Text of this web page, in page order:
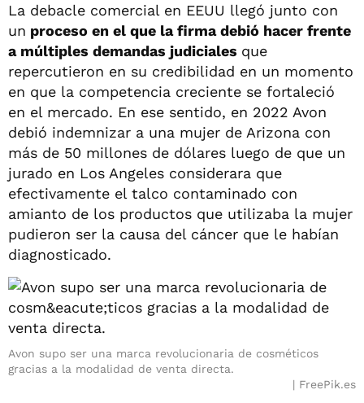
La debacle comercial en EEUU llegó junto con
un proceso en el que la firma debió hacer frente
a múltiples demandas judiciales que
repercutieron en su credibilidad en un momento
en que la competencia creciente se fortaleció
en el mercado. En ese sentido, en 2022 Avon
debió indemnizar a una mujer de Arizona con
más de 50 millones de dólares luego de que un
jurado en Los Angeles considerara que
efectivamente el talco contaminado con
amianto de los productos que utilizaba la mujer
pudieron ser la causa del cáncer que le habían
diagnosticado.
Avon supo ser una marca revolucionaria de cosméticos
gracias a la modalidad de venta directa.
FreePik.es